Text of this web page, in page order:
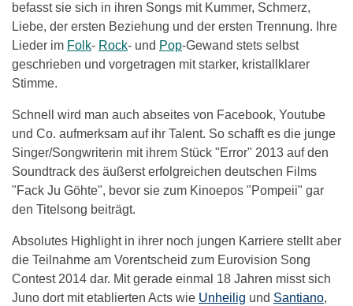
befasst sie sich in ihren Songs mit Kummer, Schmerz,
Liebe, der ersten Beziehung und der ersten Trennung. Ihre
Lieder im Folk- Rock- und Pop-Gewand stets selbst
geschrieben und vorgetragen mit starker, kristallklarer
Stimme.
Schnell wird man auch abseites von Facebook, Youtube
und Co. aufmerksam auf ihr Talent. So schafft es die junge
Singer/Songwriterin mit ihrem Stück "Error" 2013 auf den
Soundtrack des äußerst erfolgreichen deutschen Films
"Fack Ju Göhte", bevor sie zum Kinoepos "Pompeii" gar
den Titelsong beiträgt.
Absolutes Highlight in ihrer noch jungen Karriere stellt aber
die Teilnahme am Vorentscheid zum Eurovision Song
Contest 2014 dar. Mit gerade einmal 18 Jahren misst sich
Juno dort mit etablierten Acts wie Unheilig und Santiano,